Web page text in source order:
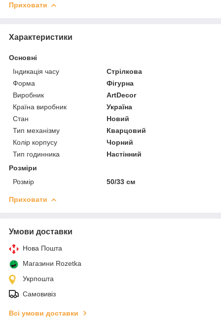
Приховати
Характеристики
Основні
Індикація часу
Стрілкова
Форма
Фігурна
Виробник
ArtDecor
Країна виробник
Україна
Стан
Новий
Тип механізму
Кварцовий
Колір корпусу
Чорний
Тип годинника
Настінний
Розміри
Розмір
50/33 см
Приховати
Умови доставки
Нова Пошта
Магазини Rozetka
Укрпошта
Самовивіз
Всі умови доставки